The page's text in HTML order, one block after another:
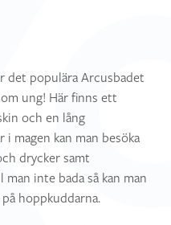
det populära Arcusbadet
ung! Här finns ett
och en lång
magen kan man besöka
drycker samt
inte bada så kan man
hoppkuddarna.